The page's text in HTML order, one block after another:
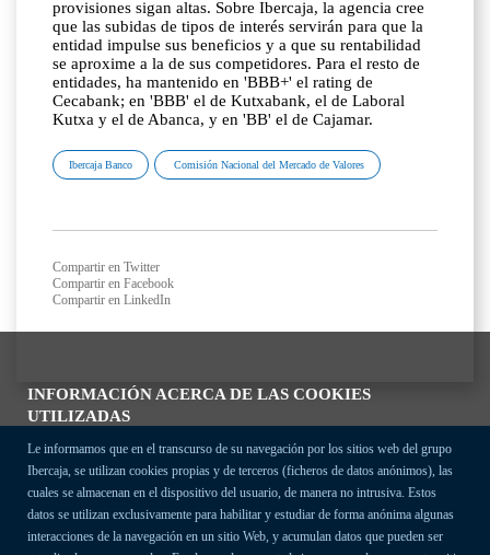
INFORMACIÓN ACERCA DE LAS COOKIES
UTILIZADAS
Le informamos que en el transcurso de su navegación por los sitios web del grupo
Ibercaja, se utilizan cookies propias y de terceros (ficheros de datos anónimos), las
cuales se almacenan en el dispositivo del usuario, de manera no intrusiva. Estos
datos se utilizan exclusivamente para habilitar y estudiar de forma anónima algunas
interacciones de la navegación en un sitio Web, y acumulan datos que pueden ser
provisiones sigan altas. Sobre Ibercaja, la agencia cree
que las subidas de tipos de interés servirán para que la
entidad impulse sus beneficios y a que su rentabilidad
se aproxime a la de sus competidores. Para el resto de
entidades, ha mantenido en 'BBB+' el rating de
Cecabank; en 'BBB' el de Kutxabank, el de Laboral
Kutxa y el de Abanca, y en 'BB' el de Cajamar.
Ibercaja Banco Comisión Nacional del Mercado de Valores
Compartir en Twitter
Compartir en Facebook
Compartir en LinkedIn